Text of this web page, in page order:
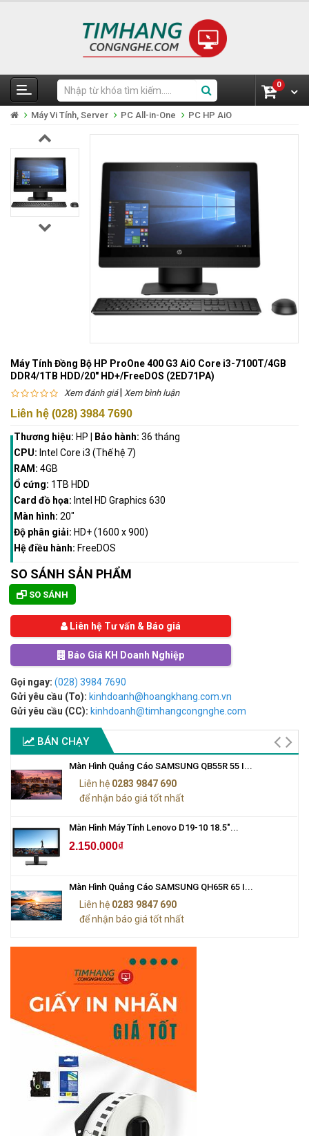
0
Máy Vi Tính, Server PC All-in-One PC HP AiO
Máy Tính Đồng Bộ HP ProOne 400 G3 AiO Core i3-7100T/4GB
DDR4/1TB HDD/20" HD+/FreeDOS (2ED71PA)
Xem đánh giá| Xem bình luận
Liên hệ (028) 3984 7690
Thương hiệu: HP Bảo hành: 36 tháng
CPU: Intel Core i3 (Thế hệ 7)
RAM: 4GB
Ổ cứng: 1TB HDD
Card đồ họa: Intel HD Graphics 630
Màn hình: 20"
Độ phân giải: HD+ (1600 x 900)
Hệ điều hành: FreeDOS
SO SÁNH SẢN PHẨM
SO SÁNH
Liên hệ Tư vấn & Báo giá
Báo Giá KH Doanh Nghiệp
Gọi ngay: (028) 3984 7690
Gửi yêu cầu (To): kinhdoanh@hoangkhang.com.vn
Gửi yêu cầu (CC): kinhdoanh@timhangcongnghe.com
BÁN CHẠY
Màn Hình Quảng Cáo SAMSUNG QB55R 55 I...
Liên hệ 0283 9847 690
để nhận báo giá tốt nhất
Màn Hình Máy Tính Lenovo D19-10 18.5"...
2.150.000₫
Màn Hình Quảng Cáo SAMSUNG QH65R 65 I...
Liên hệ 0283 9847 690
để nhận báo giá tốt nhất